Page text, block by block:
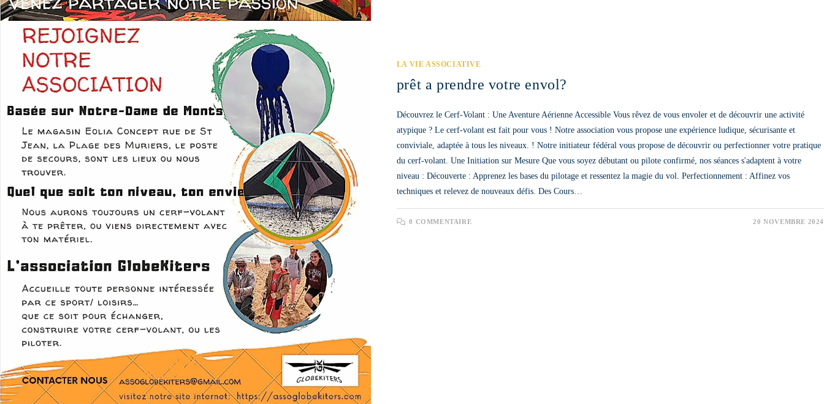
LA VIE ASSOCIATIVE
prêt a prendre votre envol?
Découvrez le Cerf-Volant : Une Aventure Aérienne Accessible Vous rêvez de vous envoler et de découvrir une activité
atypique ? Le cerf-volant est fait pour vous ! Notre association vous propose une expérience ludique, sécurisante et
conviviale, adaptée à tous les niveaux. ! Notre initiateur fédéral vous propose de découvrir ou perfectionner votre pratique
du cerf-volant. Une Initiation sur Mesure Que vous soyez débutant ou pilote confirmé, nos séances s'adaptent à votre
niveau : Découverte : Apprenez les bases du pilotage et ressentez la magie du vol. Perfectionnement : Affinez vos
techniques et relevez de nouveaux défis. Des Cours…
0 COMMENTAIRE 20 NOVEMBRE 2024